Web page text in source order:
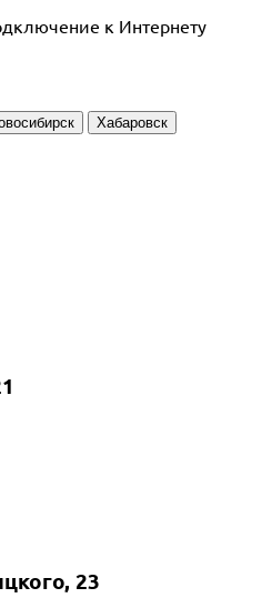
к Интернету
Хабаровск
23